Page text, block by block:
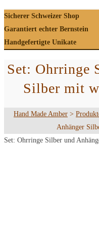
Sicherer Schweizer Shop
Garantiert echter Bernstein
Handgefertigte Unikate
Set: Ohrringe
Silber mit
Hand Made Amber >
Anhänger
Set: Ohrringe Silber und